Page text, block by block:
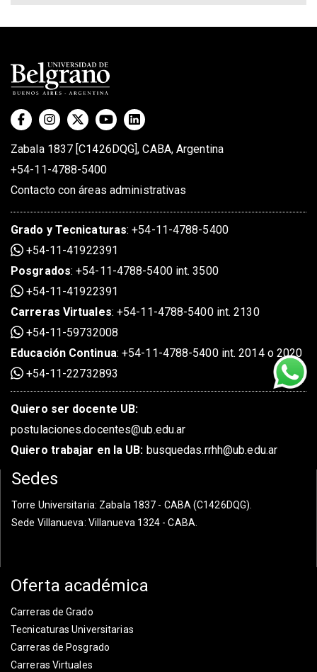
Zabala 1837 [C1426DQG], CABA, Argentina
+54-11-4788-5400
Contacto con áreas administrativas
Grado y Tecnicaturas:+54-11-4788-5400
+54-11-41922391
Posgrados:+54-11-4788-5400 int. 3500
+54-11-41922391
Carreras Virtuales:+54-11-4788-5400 int. 2130
+54-11-59732008
Educación Continua:+54-11-4788-5400 int. 2014 o 2020
+54-11-22732893
Quiero ser docente UB:
postulaciones.docentes@ub.edu.ar
Quiero trabajar en la UB: busquedas.rrhh@ub.edu.ar
Sedes
Torre Universitaria: Zabala 1837 - CABA (C1426DQG).
Sede Villanueva: Villanueva 1324 - CABA.
Oferta académica
Carreras de Grado
Tecnicaturas Universitarias
Carreras de Posgrado
Carreras Virtuales